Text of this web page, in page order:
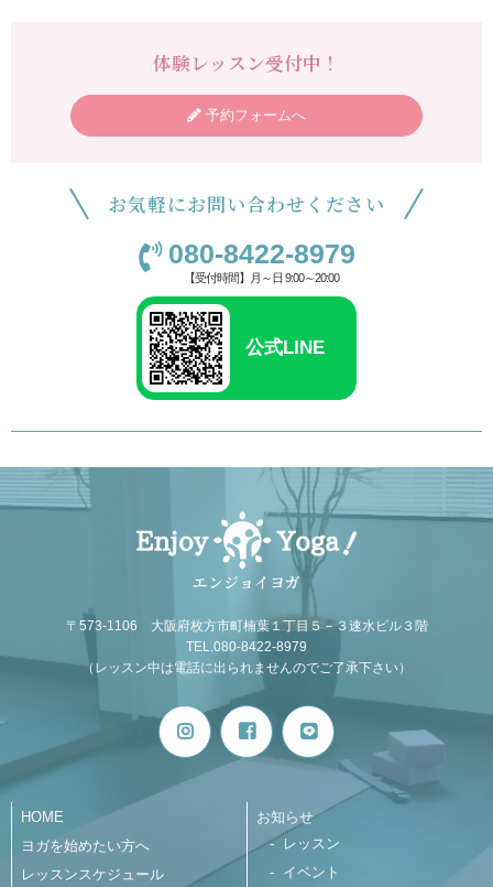
体験レッスン受付中！
予約フォームへ
お気軽にお問い合わせください
080-8422-8979
【受付時間】月～日 9:00～20:00
公式LINE
エンジョイヨガ
〒573-1106 大阪府枚方市町楠葉１丁目５－３速水ビル３階
TEL.080-8422-8979
（レッスン中は電話に出られませんのでご了承下さい）
HOME
ヨガを始めたい方へ
レッスンスケジュール
お知らせ
レッスン
イベント